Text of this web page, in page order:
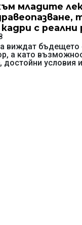
младите
с реални
виждат бъдещето
а като
условия